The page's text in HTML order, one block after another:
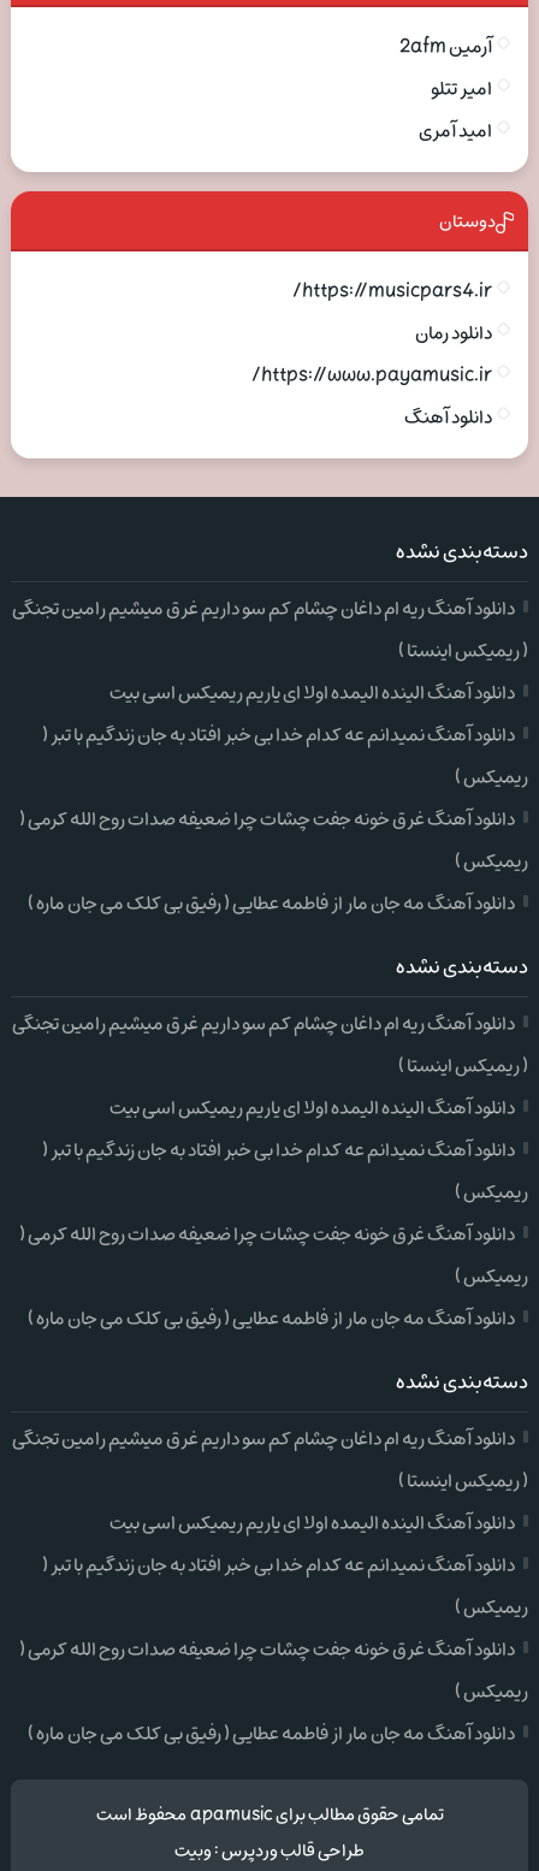
آرمین 2afm
امیر تتلو
امید آمری
دوستان
https://musicpars4.ir/
دانلود رمان
https://www.payamusic.ir/
دانلود آهنگ
دسته‌بندی نشده
دانلود آهنگ ریه ام داغان چشام کم سو داریم غرق میشیم رامین تجنگی
( ریمیکس اینستا )
دانلود آهنگ الینده الیمده اولا ای یاریم ریمیکس اسی بیت
دانلود آهنگ نمیدانم عه کدام خدا بی خبر افتاد به جان زندگیم با تبر (
ریمیکس )
دانلود آهنگ غرق خونه جفت چشات چرا ضعیفه صدات روح الله کرمی (
ریمیکس )
دانلود آهنگ مه جان مار از فاطمه عطایی ( رفیق بی کلک می جان ماره )
دسته‌بندی نشده
دانلود آهنگ ریه ام داغان چشام کم سو داریم غرق میشیم رامین تجنگی
( ریمیکس اینستا )
دانلود آهنگ الینده الیمده اولا ای یاریم ریمیکس اسی بیت
دانلود آهنگ نمیدانم عه کدام خدا بی خبر افتاد به جان زندگیم با تبر (
ریمیکس )
دانلود آهنگ غرق خونه جفت چشات چرا ضعیفه صدات روح الله کرمی (
ریمیکس )
دانلود آهنگ مه جان مار از فاطمه عطایی ( رفیق بی کلک می جان ماره )
دسته‌بندی نشده
دانلود آهنگ ریه ام داغان چشام کم سو داریم غرق میشیم رامین تجنگی
( ریمیکس اینستا )
دانلود آهنگ الینده الیمده اولا ای یاریم ریمیکس اسی بیت
دانلود آهنگ نمیدانم عه کدام خدا بی خبر افتاد به جان زندگیم با تبر (
ریمیکس )
دانلود آهنگ غرق خونه جفت چشات چرا ضعیفه صدات روح الله کرمی (
ریمیکس )
دانلود آهنگ مه جان مار از فاطمه عطایی ( رفیق بی کلک می جان ماره )
تمامی حقوق مطالب برای apamusic محفوظ است
طراحی قالب وردپرس:وبیت